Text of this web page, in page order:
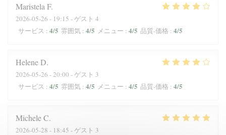
Maristela F
2026-05-26 - 19:15 - ゲスト 4
サービス : 4/5 雰囲気 : 4/5 メニュー : 4/5 品質-価格 : 4/5
HeleneD
2026-05-26 - 20:00 - ゲスト 3
サービス : 4/5 雰囲気 : 4/5 メニュー : 4/5 品質-価格 : 4/5
MicheleC
2026-05-28 - 18:45 - ゲスト 3